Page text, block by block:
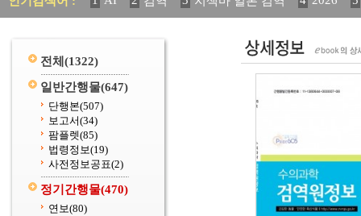
전체 (1322)
일반간행물(647)
단행본(507)
보고서(34)
팜플렛(85)
법령정보(19)
사전정보공표(2)
정기간행물(470)
연보(80)